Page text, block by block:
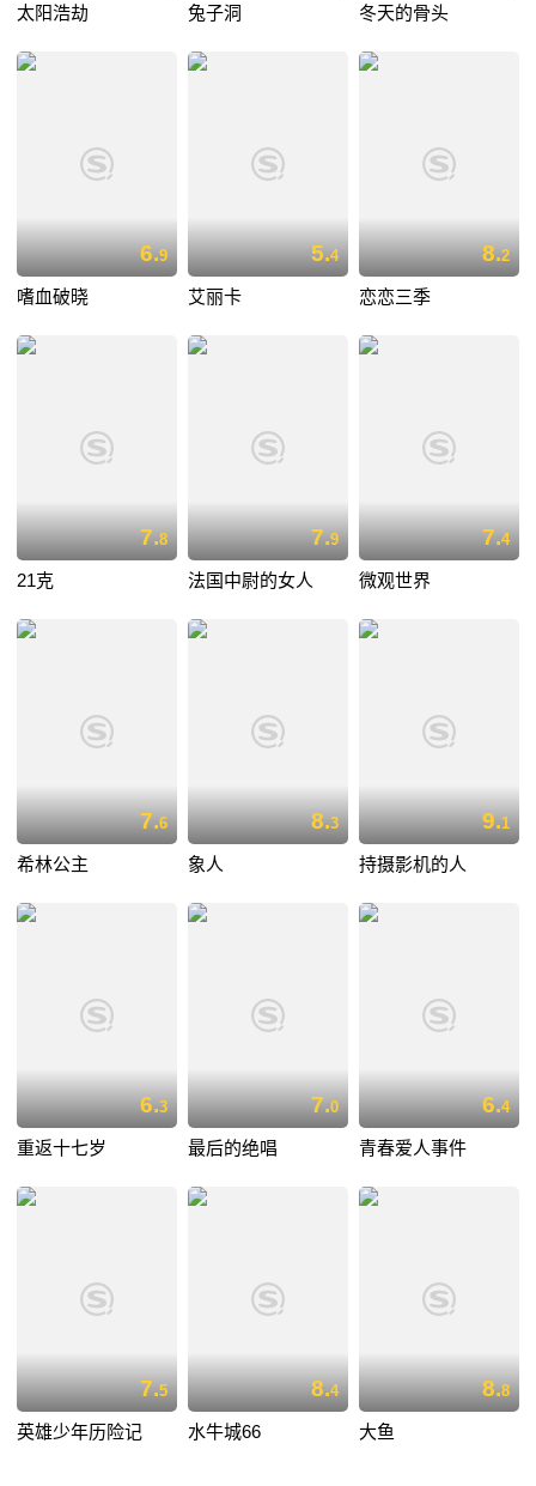
太阳浩劫 兔子洞 冬天的骨头
6.9
嗜血破晓
5.4
艾丽卡
8.2
恋恋三季
7.8
21克
7.9
法国中尉的女人
7.4
微观世界
7.6
希林公主
8.3
象人
9.1
持摄影机的人
6.3
重返十七岁
7.0
最后的绝唱
6.4
青春爱人事件
7.5
英雄少年历险记
8.4
水牛城66
8.8
大鱼